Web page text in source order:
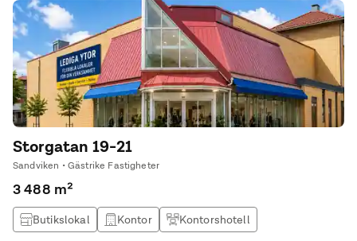
Storgatan 19-21
Sandviken • Gästrike Fastigheter
3 488 m²
Butikslokal Kontor Kontorshotell